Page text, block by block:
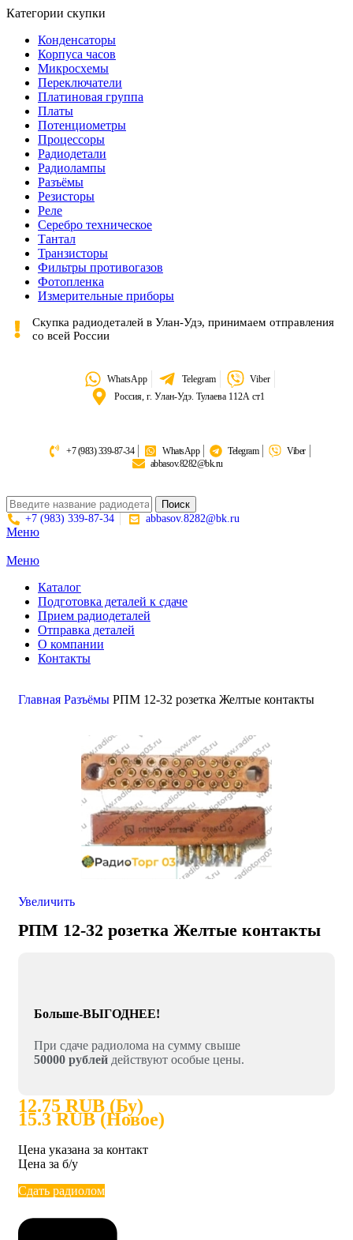
Категории скупки
Конденсаторы
Корпуса часов
Микросхемы
Переключатели
Платиновая группа
Платы
Потенциометры
Процессоры
Радиодетали
Радиолампы
Разъёмы
Резисторы
Реле
Серебро техническое
Тантал
Транзисторы
Фильтры противогазов
Фотопленка
Измерительные приборы
Скупка радиодеталей в Улан-Удэ, принимаем отправления
со всей России
WhatsApp Telegram
Viber
Россия, г. Улан-Удэ. Тулаева 112А ст1
+7 (983) 339-87-34 WhatsApp Telegram
Viber
abbasov.8282@bk.ru
Поиск
+7 (983) 339-87-34
abbasov.8282@bk.ru
Меню
Меню
Каталог
Подготовка деталей к сдаче
Прием радиодеталей
Отправка деталей
О компании
Контакты
Поиск
Главная Разъёмы РПМ 12-32 розетка Желтые контакты
Увеличить
РПМ 12-32 розетка Желтые контакты
Больше-ВЫГОДНЕЕ!
При сдаче радиолома на сумму свыше
50000 рублей действуют особые цены.
12.75 RUB (Бу)
15.3 RUB (Новое)
Цена указана за контакт
Цена за б/у
Сдать радиолом